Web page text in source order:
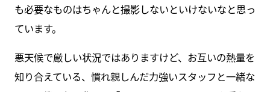
も必要なものはちゃんと撮影しないといけないなと思っ
ています。
悪天候で厳しい状況ではありますけど、お互いの熱量を
知り合えている、慣れ親しんだ力強いスタッフと一緒な